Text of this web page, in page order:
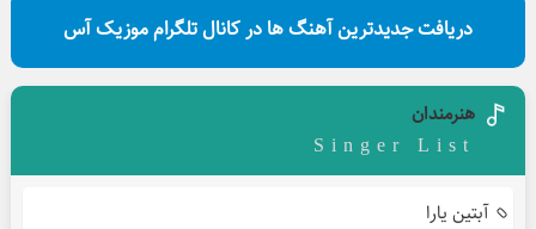
دریافت جدیدترین آهنگ ها در کانال تلگرام موزیک آس
هنرمندان
Singer List
آبتین یارا